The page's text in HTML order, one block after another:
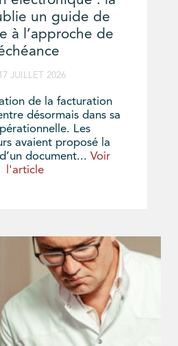
un guide de
à l’approche de
17 JUILLET 2026
de la facturation
désormais dans sa
Les
avaient proposé la
document... Voir
l'article